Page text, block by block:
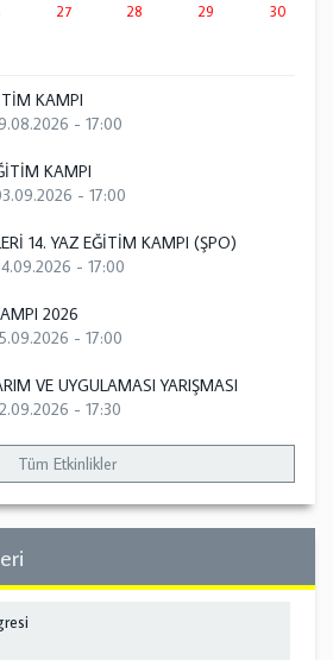
27 28 29
30
KAMPI
- 17:00
KAMPI
- 17:00
14. YAZ EĞİTİM KAMPI (ŞPO)
- 17:00
2026
- 17:00
VE UYGULAMASI YARIŞMASI
- 17:30
Tüm Etkinlikler